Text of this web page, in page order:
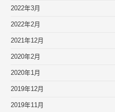
2022年3月
2022年2月
2021年12月
2020年2月
2020年1月
2019年12月
2019年11月